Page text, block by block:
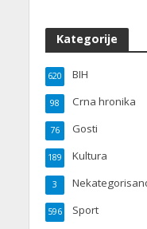
Kategorije
BIH
620
Crna hronika
98
Gosti
76
Kultura
189
3
Sport
596